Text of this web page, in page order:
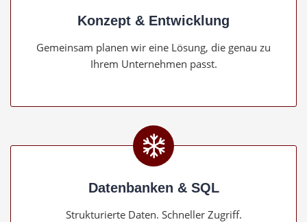
Konzept & Entwicklung
Gemeinsam planen wir eine Lösung, die genau zu
Ihrem Unternehmen passt.
Datenbanken & SQL
Strukturierte Daten. Schneller Zugriff.